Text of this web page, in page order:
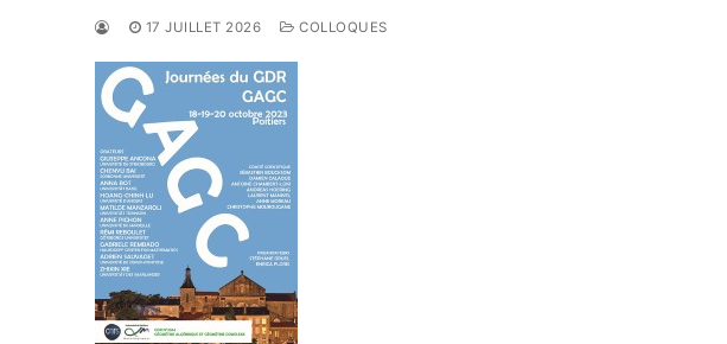
17 JUILLET 2026 COLLOQUES